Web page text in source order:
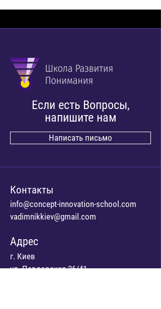
Если есть Вопросы,
напишите нам
Написать письмо
Контакты
info@concept-innovation-school.com
vadimnikkiev@gmail.com
Адрес
г. Киев
ул. Павловская 26/41